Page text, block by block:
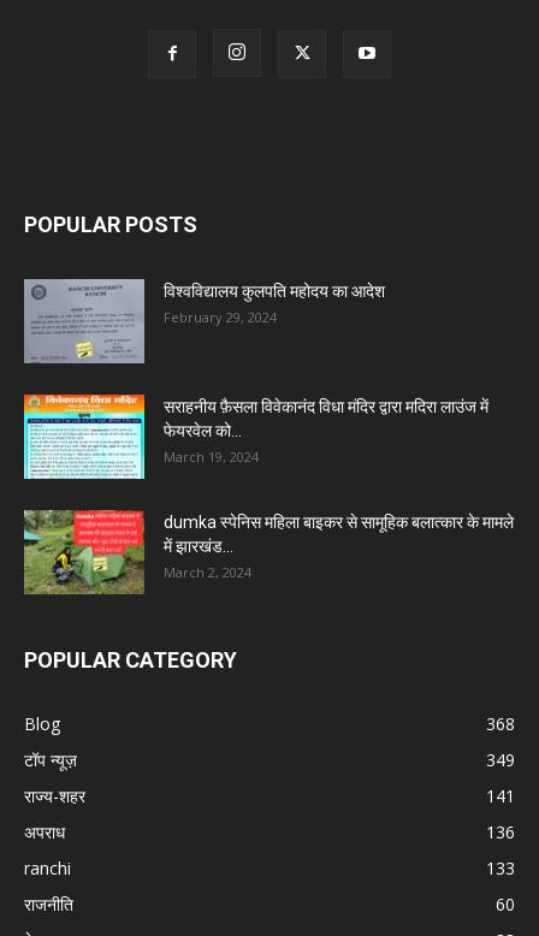
POPULAR POSTS
विश्वविद्यालय कुलपति महोदय का आदेश
February 29, 2024
सराहनीय फ़ैसला विवेकानंद विधा मंदिर द्वारा मदिरा लाउंज में
फेयरवेल को...
March 19, 2024
dumka स्पेनिस महिला बाइकर से सामूहिक बलात्कार के मामले
में झारखंड...
March 2, 2024
POPULAR CATEGORY
Blog
368
टॉप न्यूज़
349
राज्य-शहर
141
अपराध
136
ranchi
133
राजनीति
60